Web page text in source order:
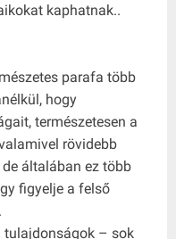
kaphatnak..
parafa több
hogy
természetesen a
rövidebb
általában ez több
figyelje a felső
– sok